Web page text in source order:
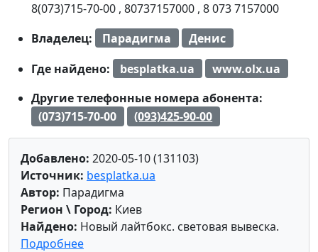
8(073)715-70-00 , 80737157000 , 8 073 7157000
Владелец:
Парадигма
Денис
Где найдено:
besplatka.ua
www.olx.ua
Другие телефонные номера абонента:
(073)715-70-00
(093)425-90-00
Добавлено: 2020-05-10 (131103)
Источник: besplatka.ua
Автор: Парадигма
Регион \ Город: Киев
Найдено: Новый лайтбокс. световая вывеска.
Подробнее